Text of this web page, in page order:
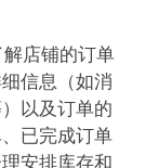
店铺的订单
信息（如消
以及订单的
已完成订单
安排库存和